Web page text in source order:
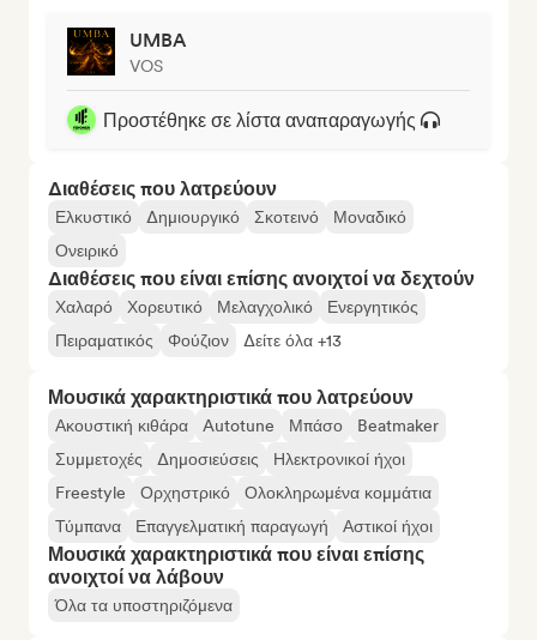
UMBA
VOS
Προστέθηκε σε λίστα αναπαραγωγής
Διαθέσεις που λατρεύουν
Ελκυστικό Δημιουργικό Σκοτεινό
Μοναδικό
Ονειρικό
Διαθέσεις που είναι επίσης ανοιχτοί να δεχτούν
Χαλαρό Χορευτικό Μελαγχολικό
Ενεργητικός
Πειραματικός
Φούζιον Δείτε όλα +13
Μουσικά χαρακτηριστικά που λατρεύουν
Ακουστική κιθάρα Autotune Μπάσο
Beatmaker
Συμμετοχές
Δημοσιεύσεις
Ηλεκτρονικοί ήχοι
Freestyle
Ορχηστρικό
Ολοκληρωμένα κομμάτια
Τύμπανα
Επαγγελματική παραγωγή Αστικοί ήχοι
Μουσικά χαρακτηριστικά που είναι επίσης
ανοιχτοί να λάβουν
Όλα τα υποστηριζόμενα